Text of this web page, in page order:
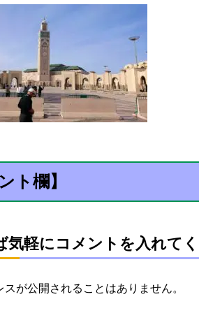
ト欄】
気軽にコメントを入れて
スが公開されることはありません。